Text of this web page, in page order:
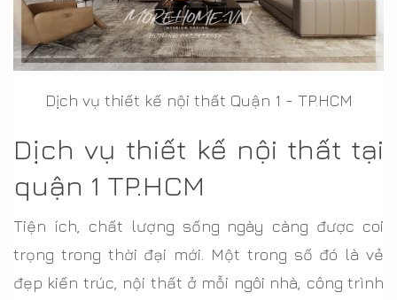
Dịch vụ thiết kế nội thất Quận 1 - TP.HCM
Dịch vụ thiết kế nội thất tại
quận 1 TP.HCM
Tiện ích, chất lượng sống ngày càng được coi
trọng trong thời đại mới. Một trong số đó là vẻ
đẹp kiến trúc, nội thất ở mỗi ngôi nhà, công trình